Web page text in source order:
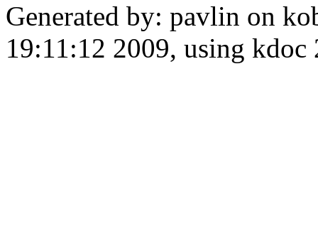
Generated by: pavlin on
19:11:12 2009, using kdoc